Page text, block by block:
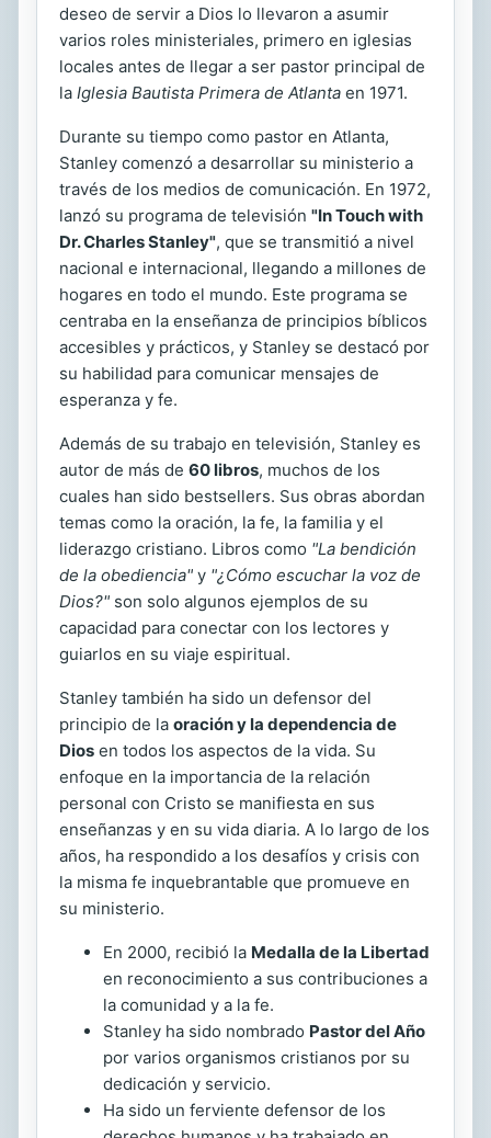
deseo de servir a Dios lo llevaron a asumir
varios roles ministeriales, primero en iglesias
locales antes de llegar a ser pastor principal de
la Iglesia Bautista Primera de Atlanta en 1971.
Durante su tiempo como pastor en Atlanta,
Stanley comenzó a desarrollar su ministerio a
través de los medios de comunicación. En 1972,
lanzó su programa de televisión "In Touch with
Dr. Charles Stanley", que se transmitió a nivel
nacional e internacional, llegando a millones de
hogares en todo el mundo. Este programa se
centraba en la enseñanza de principios bíblicos
accesibles y prácticos, y Stanley se destacó por
su habilidad para comunicar mensajes de
esperanza y fe.
Además de su trabajo en televisión, Stanley es
autor de más de 60 libros, muchos de los
cuales han sido bestsellers. Sus obras abordan
temas como la oración, la fe, la familia y el
liderazgo cristiano. Libros como "La bendición
de la obediencia" y "¿Cómo escuchar la voz de
Dios?" son solo algunos ejemplos de su
capacidad para conectar con los lectores y
guiarlos en su viaje espiritual.
Stanley también ha sido un defensor del
principio de la oración y la dependencia de
Dios en todos los aspectos de la vida. Su
enfoque en la importancia de la relación
personal con Cristo se manifiesta en sus
enseñanzas y en su vida diaria. A lo largo de los
años, ha respondido a los desafíos y crisis con
la misma fe inquebrantable que promueve en
su ministerio.
En 2000, recibió la Medalla de la Libertad
en reconocimiento a sus contribuciones a
la comunidad y a la fe.
Stanley ha sido nombrado Pastor del Año
por varios organismos cristianos por su
dedicación y servicio.
Ha sido un ferviente defensor de los